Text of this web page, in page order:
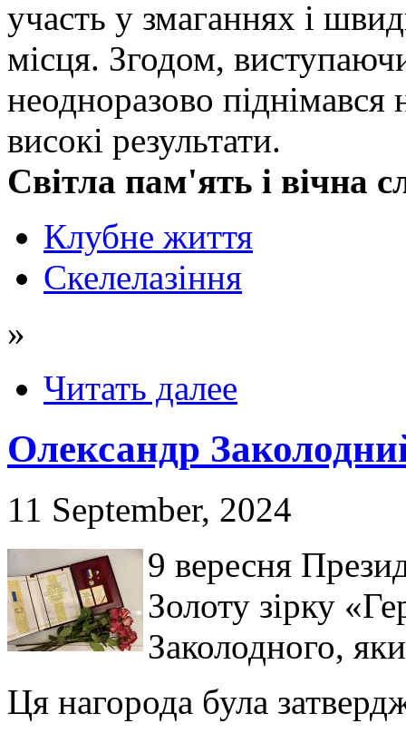
участь у змаганнях і
місця. Згодом,
неодноразово
високі результати.
Світла пам'ять і вічна
Клубне життя
Скелелазіння
»
Читать далее
Олександр
11 September, 2024
9 вересня
Золоту зірку
Заколодного,
Ця нагорода була